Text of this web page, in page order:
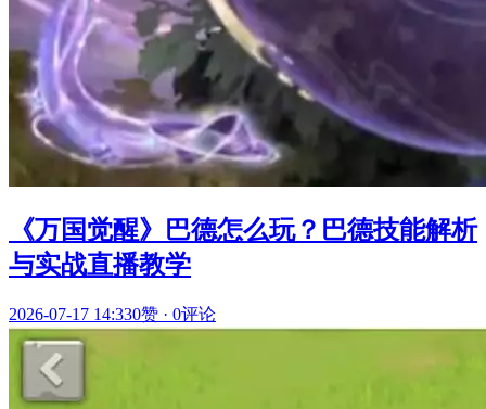
《万国觉醒》巴德怎么玩？巴德技能解析
与实战直播教学
2026-07-17 14:330赞 · 0评论